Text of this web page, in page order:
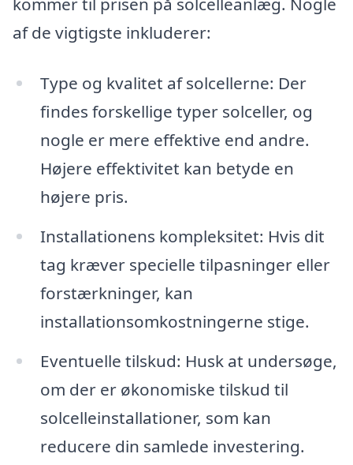
af de vigtigste inkluderer:
Type og kvalitet af solcellerne: Der
findes forskellige typer solceller, og
nogle er mere effektive end andre.
Højere effektivitet kan betyde en
højere pris.
Installationens kompleksitet: Hvis dit
tag kræver specielle tilpasninger eller
forstærkninger, kan
installationsomkostningerne stige.
Eventuelle tilskud: Husk at undersøge,
om der er økonomiske tilskud til
solcelleinstallationer, som kan
reducere din samlede investering.